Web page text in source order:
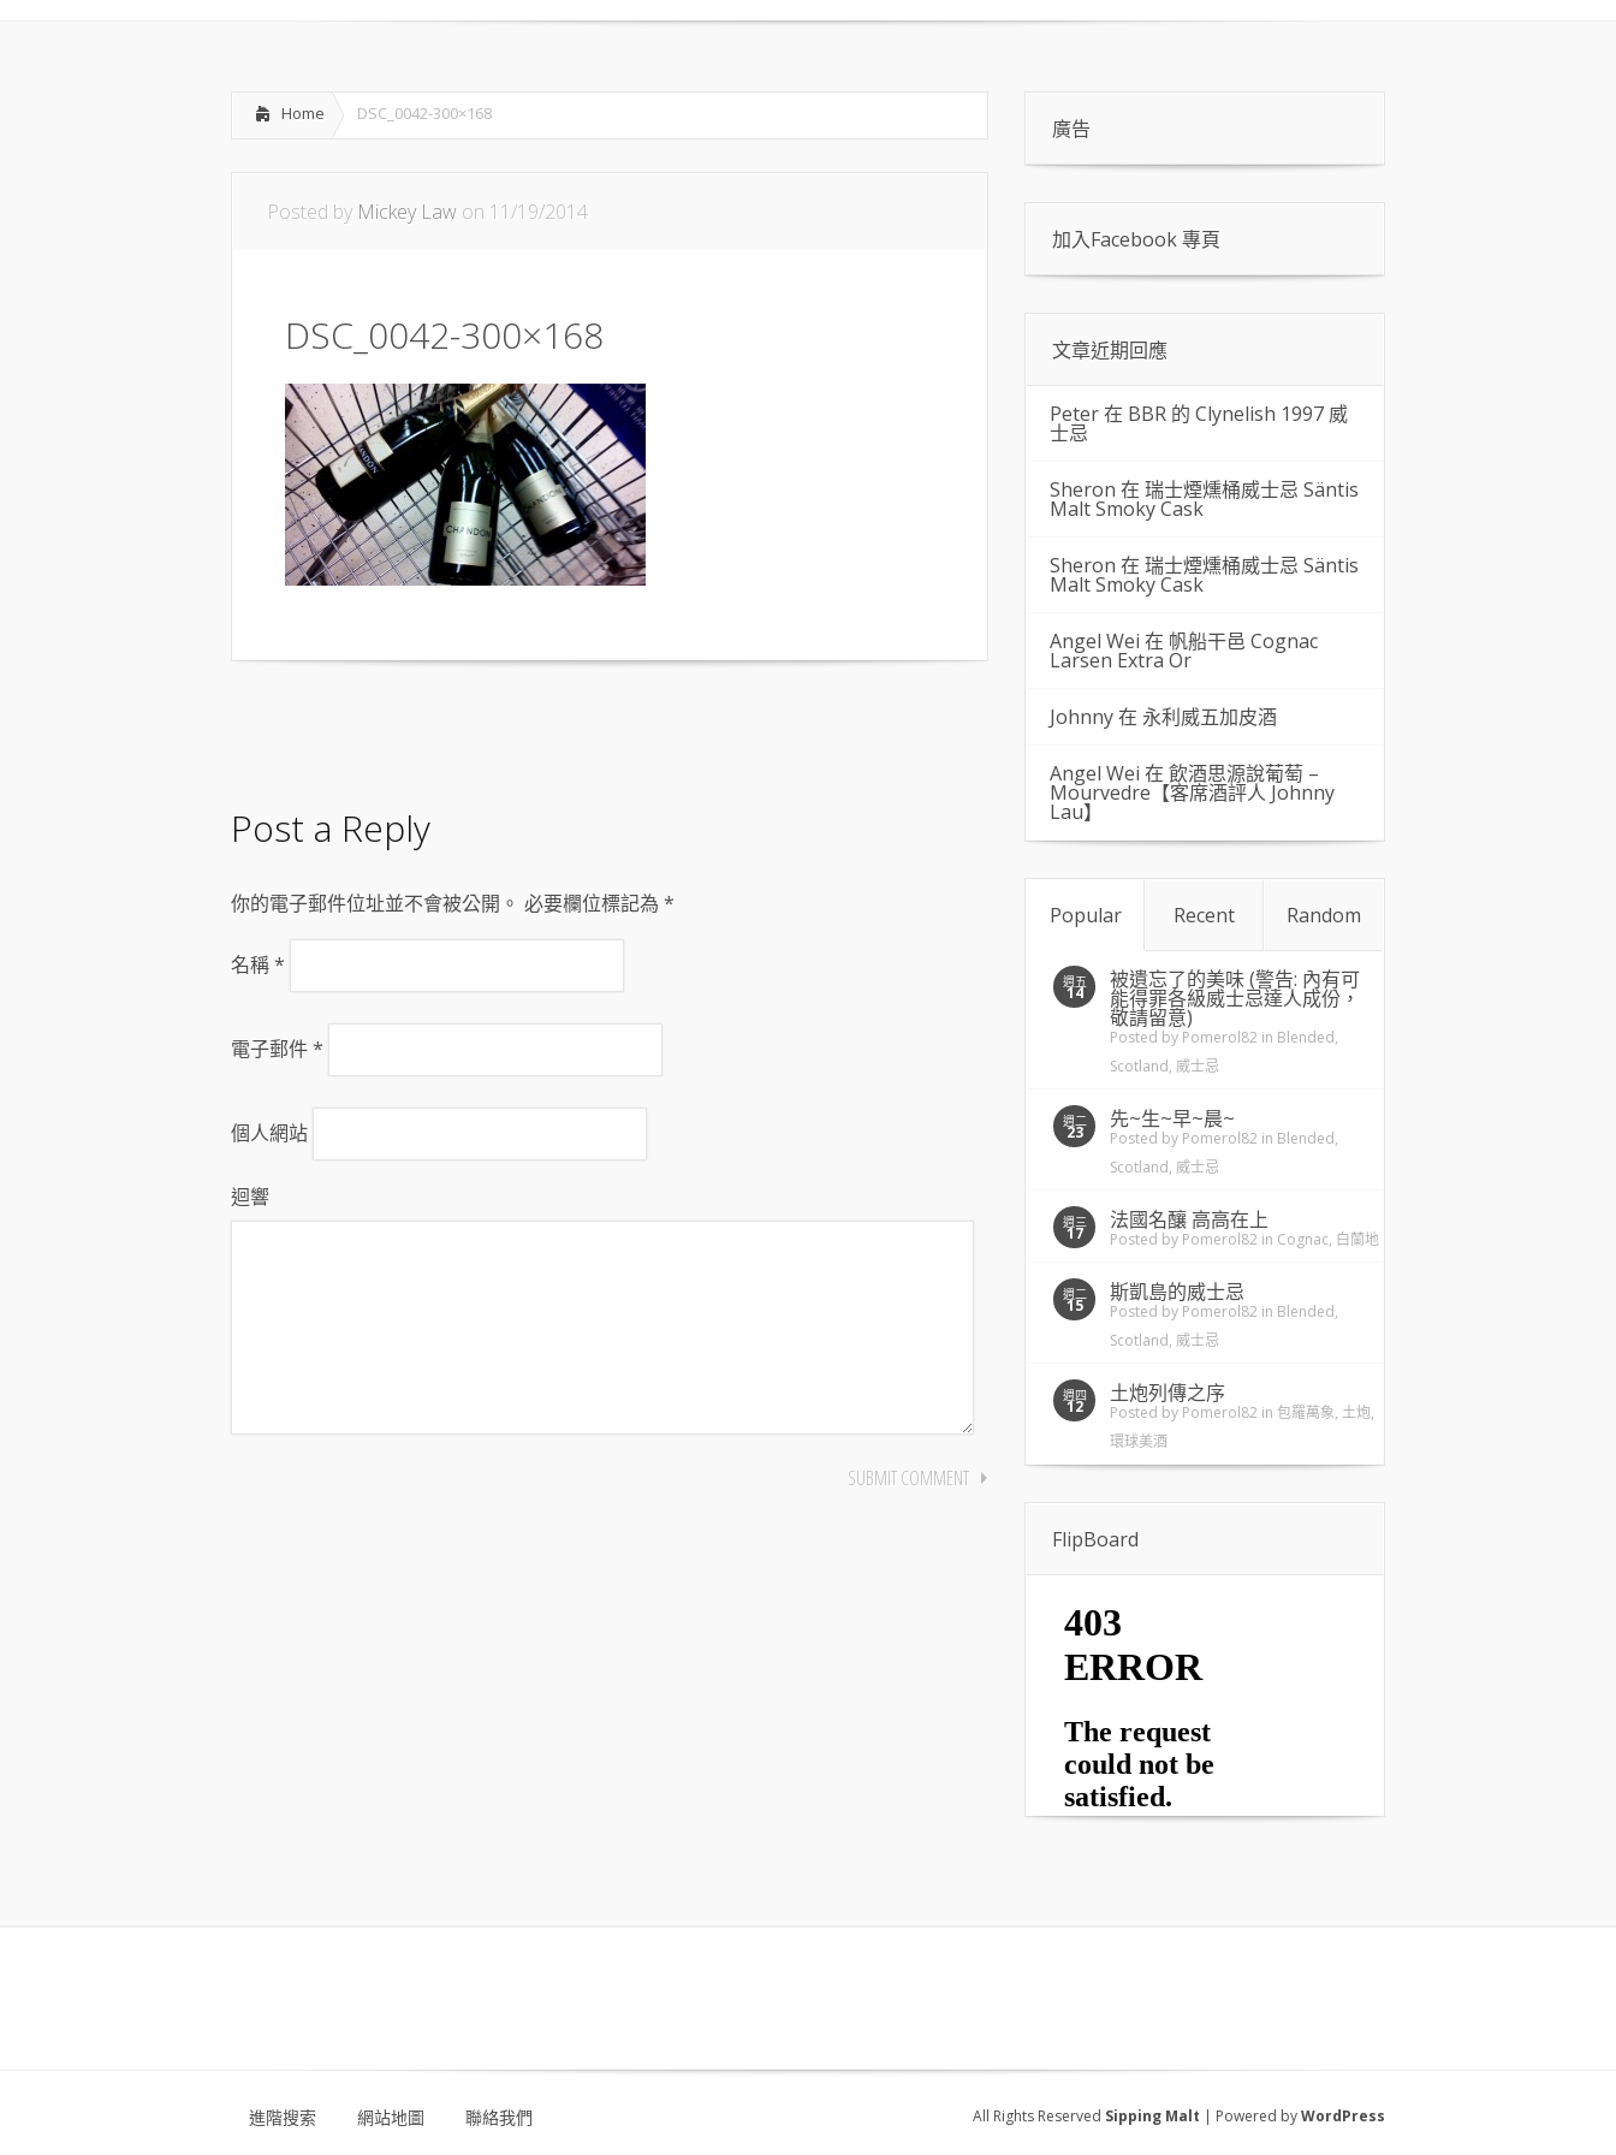
Home DSC_0042-300×168
Posted by Mickey Law on 11/19/2014
DSC_0042-300×168
Post a Reply
你的電子郵件位址並不會被公開。 必要欄位標記為 *
名稱*
電子郵件*
個人網站
迴響
廣告
加入Facebook 專頁
文章近期回應
Peter 在 BBR 的 Clynelish 1997 威
士忌
Sheron 在 瑞士煙燻桶威士忌 Säntis
Malt Smoky Cask
Sheron 在 瑞士煙燻桶威士忌 Säntis
Malt Smoky Cask
Angel Wei 在 帆船干邑 Cognac
Larsen Extra Or
Johnny 在 永利威五加皮酒
Angel Wei 在 飲酒思源說葡萄 –
Mourvedre【客席酒評人 Johnny
Lau】
Popular Recent Random
週五
14
被遺忘了的美味 (警告: 內有可
能得罪各級威士忌達人成份，
敬請留意)
Posted by Pomerol82 in Blended,
Scotland, 威士忌
週二
23
先~生~早~晨~
Posted by Pomerol82 in Blended,
Scotland, 威士忌
週三
17
法國名釀 高高在上
Posted by Pomerol82 in Cognac, 白蘭地
週二
15
斯凱島的威士忌
Posted by Pomerol82 in Blended,
Scotland, 威士忌
週四
12
土炮列傳之序
Posted by Pomerol82 in 包羅萬象, 土炮,
環球美酒
FlipBoard
進階搜索 網站地圖 聯絡我們 All Rights Reserved Sipping Malt | Powered byWordPress